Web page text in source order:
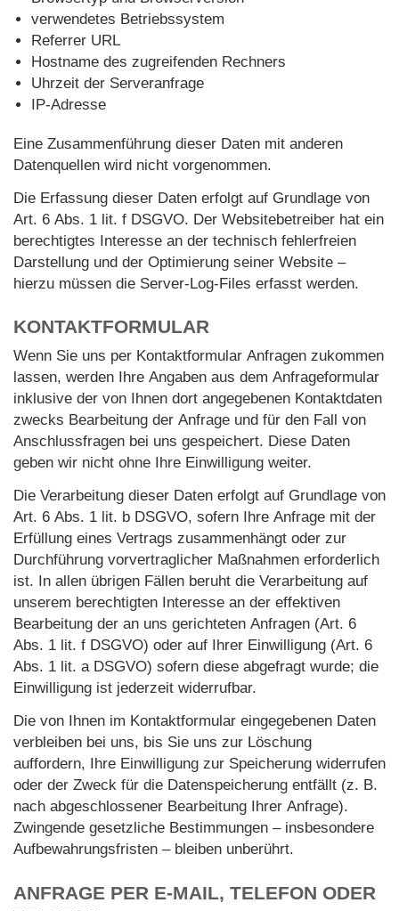
verwendetes Betriebssystem
Referrer URL
Hostname des zugreifenden Rechners
Uhrzeit der Serveranfrage
IP-Adresse
Eine Zusammenführung dieser Daten mit anderen
Datenquellen wird nicht vorgenommen.
Die Erfassung dieser Daten erfolgt auf Grundlage von
Art. 6 Abs. 1 lit. f DSGVO. Der Websitebetreiber hat ein
berechtigtes Interesse an der technisch fehlerfreien
Darstellung und der Optimierung seiner Website –
hierzu müssen die Server-Log-Files erfasst werden.
KONTAKTFORMULAR
Wenn Sie uns per Kontaktformular Anfragen zukommen
lassen, werden Ihre Angaben aus dem Anfrageformular
inklusive der von Ihnen dort angegebenen Kontaktdaten
zwecks Bearbeitung der Anfrage und für den Fall von
Anschlussfragen bei uns gespeichert. Diese Daten
geben wir nicht ohne Ihre Einwilligung weiter.
Die Verarbeitung dieser Daten erfolgt auf Grundlage von
Art. 6 Abs. 1 lit. b DSGVO, sofern Ihre Anfrage mit der
Erfüllung eines Vertrags zusammenhängt oder zur
Durchführung vorvertraglicher Maßnahmen erforderlich
ist. In allen übrigen Fällen beruht die Verarbeitung auf
unserem berechtigten Interesse an der effektiven
Bearbeitung der an uns gerichteten Anfragen (Art. 6
Abs. 1 lit. f DSGVO) oder auf Ihrer Einwilligung (Art. 6
Abs. 1 lit. a DSGVO) sofern diese abgefragt wurde; die
Einwilligung ist jederzeit widerrufbar.
Die von Ihnen im Kontaktformular eingegebenen Daten
verbleiben bei uns, bis Sie uns zur Löschung
auffordern, Ihre Einwilligung zur Speicherung widerrufen
oder der Zweck für die Datenspeicherung entfällt (z. B.
nach abgeschlossener Bearbeitung Ihrer Anfrage).
Zwingende gesetzliche Bestimmungen – insbesondere
Aufbewahrungsfristen – bleiben unberührt.
ANFRAGE PER E-MAIL, TELEFON ODER